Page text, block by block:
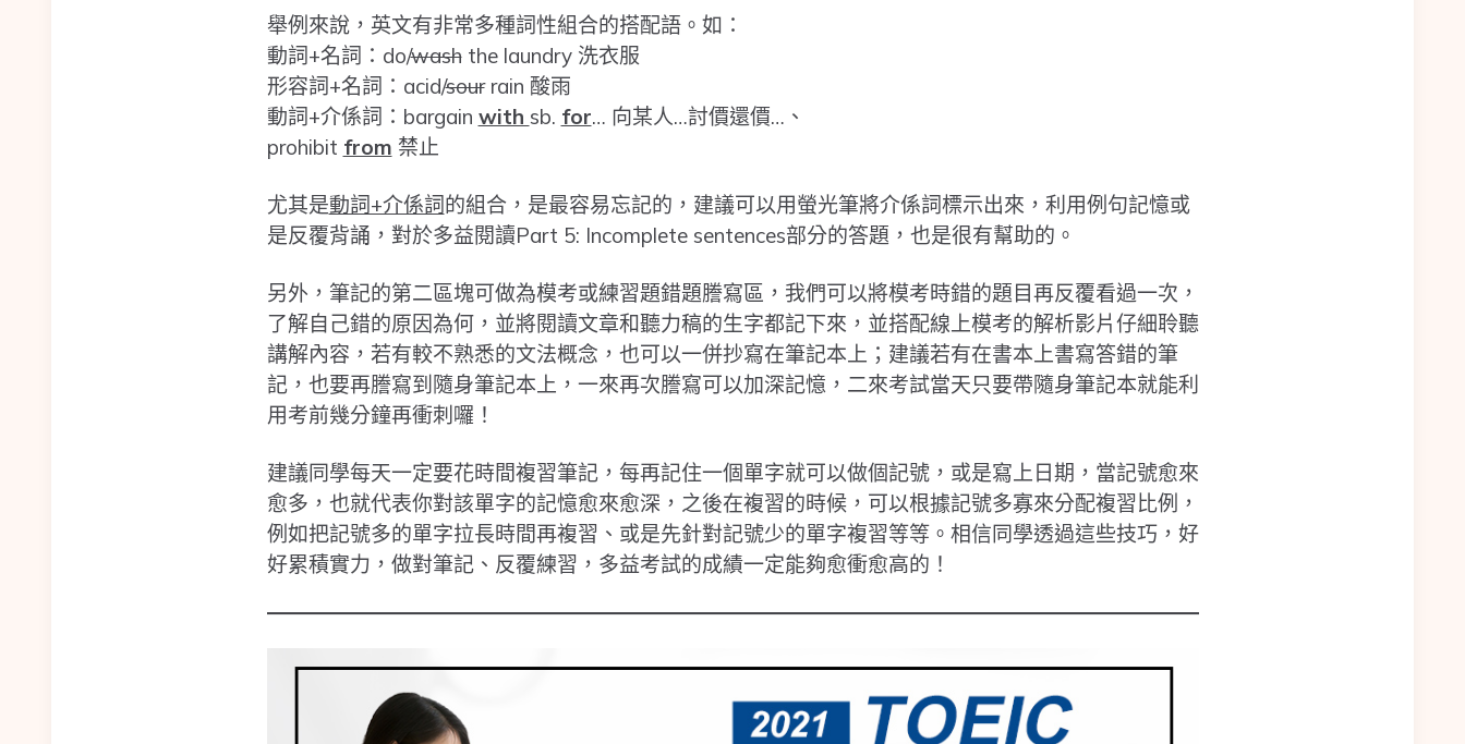
舉例來說，英文有非常多種詞性組合的搭配語。如：
動詞+名詞：do/washthe laundry 洗衣服
形容詞+名詞：acid/sourrain 酸雨
動詞+介係詞：bargain with sb. for… 向某人…討價還價…、
prohibit from 禁止
尤其是動詞+介係詞的組合，是最容易忘記的，建議可以用螢光筆將介係詞標示出來，利用例句記憶或
是反覆背誦，對於多益閱讀Part 5: Incomplete sentences部分的答題，也是很有幫助的。
另外，筆記的第二區塊可做為模考或練習題錯題謄寫區，我們可以將模考時錯的題目再反覆看過一次，
了解自己錯的原因為何，並將閱讀文章和聽力稿的生字都記下來，並搭配線上模考的解析影片仔細聆聽
講解內容，若有較不熟悉的文法概念，也可以一併抄寫在筆記本上；建議若有在書本上書寫答錯的筆
記，也要再謄寫到隨身筆記本上，一來再次謄寫可以加深記憶，二來考試當天只要帶隨身筆記本就能利
用考前幾分鐘再衝刺囉！
建議同學每天一定要花時間複習筆記，每再記住一個單字就可以做個記號，或是寫上日期，當記號愈來
愈多，也就代表你對該單字的記憶愈來愈深，之後在複習的時候，可以根據記號多寡來分配複習比例，
例如把記號多的單字拉長時間再複習、或是先針對記號少的單字複習等等。相信同學透過這些技巧，好
好累積實力，做對筆記、反覆練習，多益考試的成績一定能夠愈衝愈高的！